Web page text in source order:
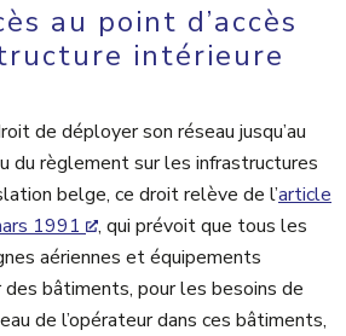
au point d’accès
intérieure
de déployer son réseau jusqu’au
du règlement sur les infrastructures
belge, ce droit relève de l’article
1991
, qui prévoit que tous les
aériennes et équipements
des bâtiments, pour les besoins de
de l’opérateur dans ces bâtiments,